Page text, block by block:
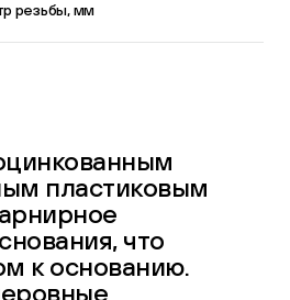
резьбы, мм
пластиковым
что
к основанию.